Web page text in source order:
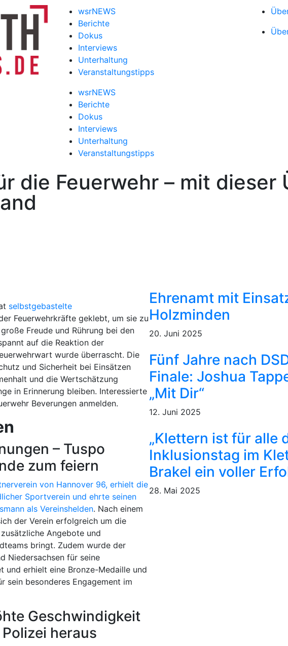
wsrNEWS
Berichte
Dokus
Interviews
Unterhaltung
Veranstaltungstipps
wsrNEWS
Berichte
Dokus
Interviews
Unterhaltung
Veranstaltungstipps
die Feuerwehr – mit dieser
selbstgebastelte
Feuerwehrkräfte geklebt, um sie zu
Freude und Rührung bei den
auf die Reaktion der
wurde überrascht. Die
und Sicherheit bei Einsätzen
und die Wertschätzung
in Erinnerung bleiben. Interessierte
Beverungen anmelden.
– Tuspo
zum feiern
von Hannover 96, erhielt die
Sportverein und ehrte seinen
als Vereinshelden. Nach einem
der Verein erfolgreich um die
Angebote und
bringt. Zudem wurde der
Niedersachsen für seine
und erhielt eine Bronze-Medaille und
sein besonderes Engagement im
Geschwindigkeit
heraus
Ehrenamt mit
Holzminden
20. Juni 2025
Fünf Jahre nach
Finale: Joshua
„Mit Dir“
12. Juni 2025
„Klettern ist für alle
Inklusionstag im
Brakel ein voller
28. Mai 2025